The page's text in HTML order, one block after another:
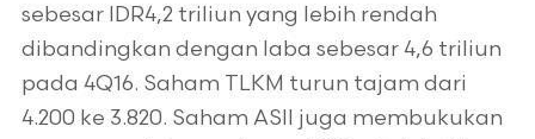
sebesar IDR4,2 triliun yang lebih rendah
dibandingkan dengan laba sebesar 4,6 triliun
pada 4Q16. Saham TLKM turun tajam dari
4.200 ke 3.820. Saham ASII juga membukukan